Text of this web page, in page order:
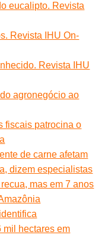
eucalipto. Revista
Revista IHU On-
Revista IHU
agronegócio ao
fiscais patrocina o
de carne afetam
dizem especialistas
mas em 7 anos
mil hectares em